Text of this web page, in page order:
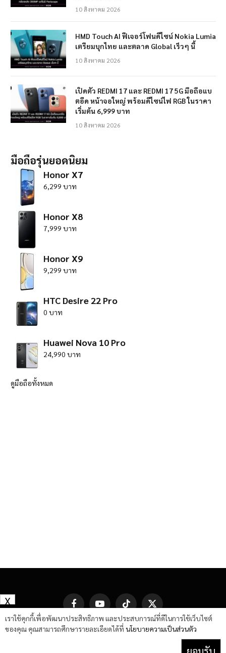
10 สิงหาคม 2026
HMD Touch AI ฟีเจอร์โฟนดีไซน์ Nokia Lumia
เตรียมบุกไทย และตลาด Global เร็วๆ นี้
10 สิงหาคม 2026
เปิดตัว REDMI 17 และ REDMI 17 5G มือถือแบ
ตอึด หน้าจอใหญ่ พร้อมดีไซน์ไฟ RGB ในราคา
เริ่มต้น 6,999 บาท
10 สิงหาคม 2026
มือถือรุ่นยอดนิยม
Honor X7
6,299 บาท
Honor X8
7,999 บาท
Honor X9
9,299 บาท
HTC Desire 22 Pro
0 บาท
Huawei Nova 10 Pro
24,990 บาท
ดูมือถือทั้งหมด
FacebookYouTube TikTok
X
(Twitter)
เราใช้คุกกี้เพื่อพัฒนาประสิทธิภาพ และประสบการณ์ที่ดีในการใช้เว็บไซต์
ของคุณ คุณสามารถศึกษารายละเอียดได้ที่ นโยบายความเป็นส่วนตัว
X